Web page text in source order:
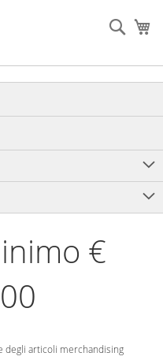
Cerca
€
degli articoli merchandising